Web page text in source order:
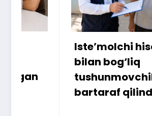
Iste’molchi hisoblagichi
bilan bog‘liq
tushunmovchilik holati
bartaraf qilindi